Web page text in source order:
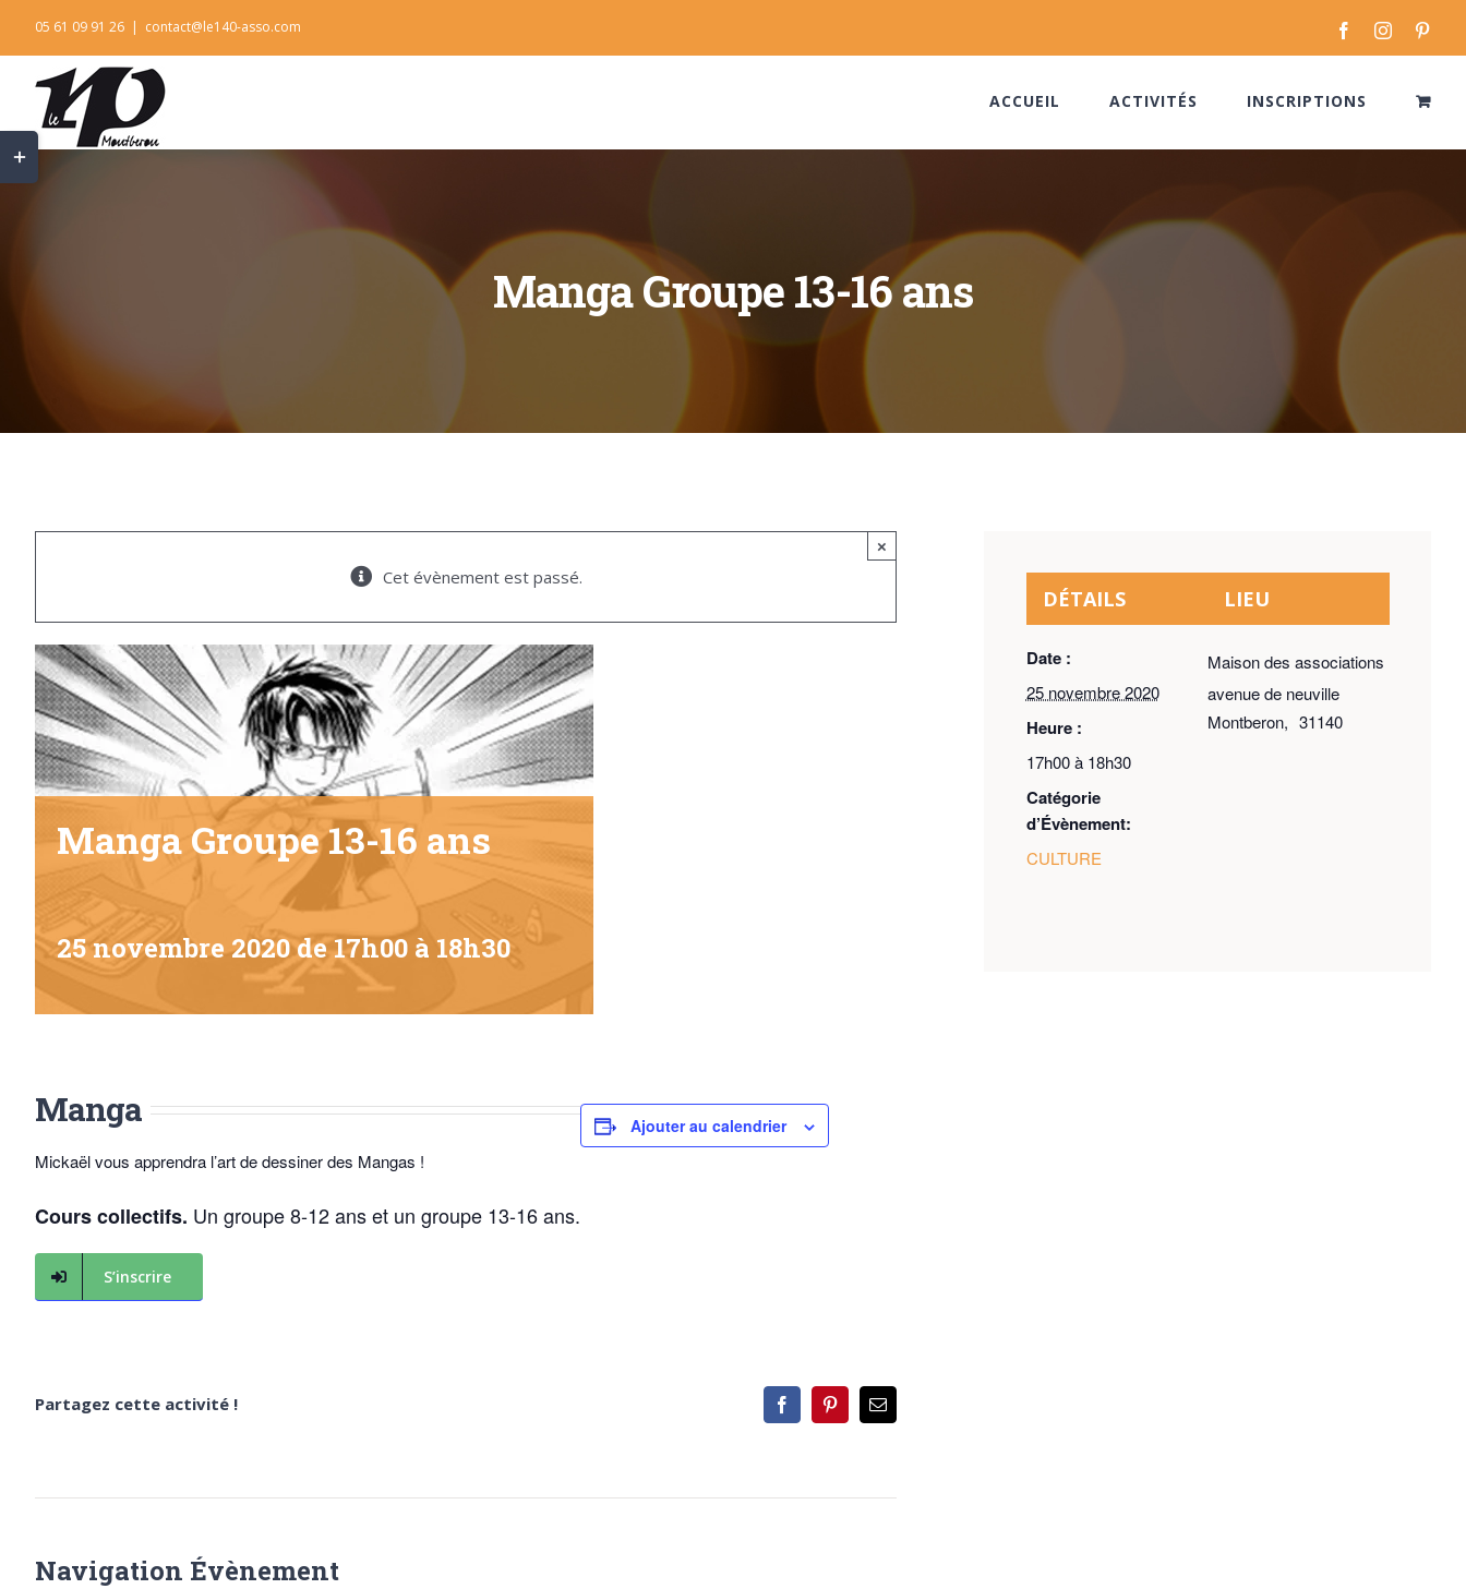
to
content
05 61 09 91 26 | contact@le140-asso.com FacebookInstagram
ACCUEIL ACTIVITÉS INSCRIPTIONS
Manga Groupe 13-16 ans
×
Cet évènement est passé.
Manga Groupe 13-16 ans
25 novembre 2020 de 17h00 à 18h30
Manga
Mickaël vous apprendra l’art de dessiner des Mangas !
Cours collectifs. Un groupe 8-12 ans et un groupe 13-16 ans.
S’inscrire
Ajouter au calendrier
Partagez cette activité ! FacebookPinterestEmail
Navigation Évènement
DÉTAILS
Date :
25 novembre 2020
Heure :
17h00 à 18h30
Catégorie
d’Évènement:
CULTURE
LIEU
Maison des associations
avenue de neuville
Montberon, 31140
Toggle
Sliding